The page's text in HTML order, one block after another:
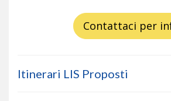
Contattaci per
Itinerari LIS Proposti